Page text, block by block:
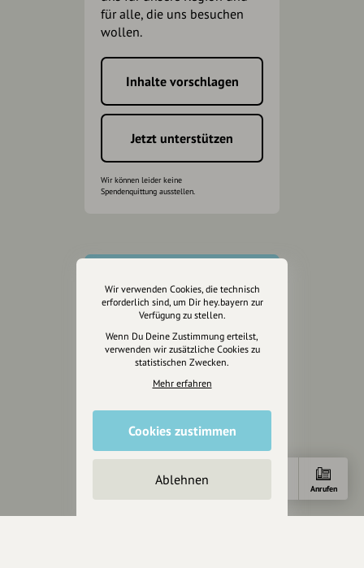
Anrufen
für alle, die uns besuchen
wollen.
Inhalte vorschlagen
Jetzt unterstützen
Wir können leider keine
Spendenquittung ausstellen.
Wir sind auch auf
Wir verwenden Cookies, die technisch
erforderlich sind, um Dir hey.bayern zur
Verfügung zu stellen.
Wenn Du Deine Zustimmung erteilst,
verwenden wir zusätzliche Cookies zu
statistischen Zwecken.
Mehr erfahren
Cookies zustimmen
Ablehnen